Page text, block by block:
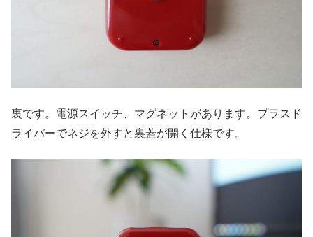
裏です。電源スイッチ、マグネットがあります。プラスド
ライバーでネジを外すと裏蓋が開く仕様です。